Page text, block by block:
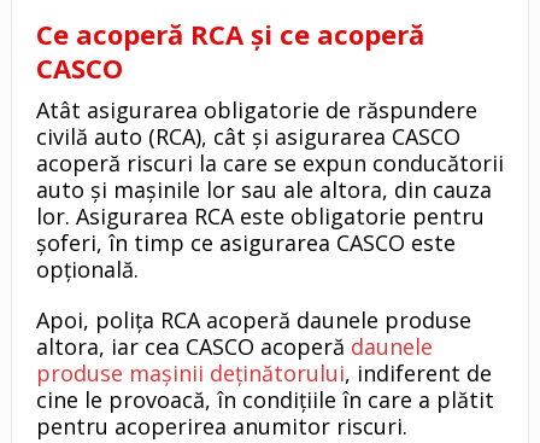
Ce acoperă RCA și ce acoperă
CASCO
Atât asigurarea obligatorie de răspundere
civilă auto (RCA), cât și asigurarea CASCO
acoperă riscuri la care se expun conducătorii
auto și mașinile lor sau ale altora, din cauza
lor. Asigurarea RCA este obligatorie pentru
șoferi, în timp ce asigurarea CASCO este
opțională.
Apoi, polița RCA acoperă daunele produse
altora, iar cea CASCO acoperă daunele
produse mașinii deținătorului, indiferent de
cine le provoacă, în condițiile în care a plătit
pentru acoperirea anumitor riscuri.